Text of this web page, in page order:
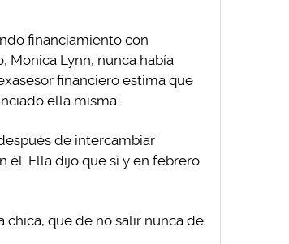
financiamiento con
Monica Lynn, nunca había
financiero estima que
ella misma.
de intercambiar
él. Ella dijo que sí y en febrero
chica, que de no salir nunca de